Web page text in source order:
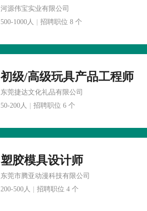
河源伟宝实业有限公司
500-1000人
招聘职位 8 个
初级/高级玩具产品工程师
东莞捷达文化礼品有限公司
50-200人
招聘职位 6 个
塑胶模具设计师
东莞市腾亚动漫科技有限公司
200-500人
招聘职位 4 个